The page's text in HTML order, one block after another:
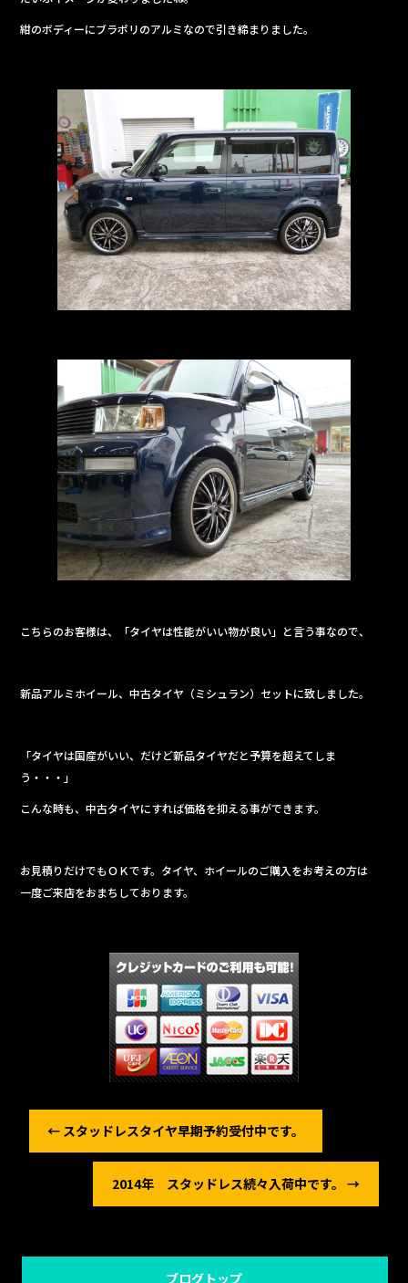
紺のボディーにブラポリのアルミなので引き締まりました。
こちらのお客様は、「タイヤは性能がいい物が良い」と言う事なので、
新品アルミホイール、中古タイヤ（ミシュラン）セットに致しました。
「タイヤは国産がいい、だけど新品タイヤだと予算を超えてしま
う・・・」
こんな時も、中古タイヤにすれば価格を抑える事ができます。
お見積りだけでもＯＫです。タイヤ、ホイールのご購入をお考えの方は
一度ご来店をおまちしております。
← スタッドレスタイヤ早期予約受付中です。
2014年 スタッドレス続々入荷中です。 →
ブログトップ